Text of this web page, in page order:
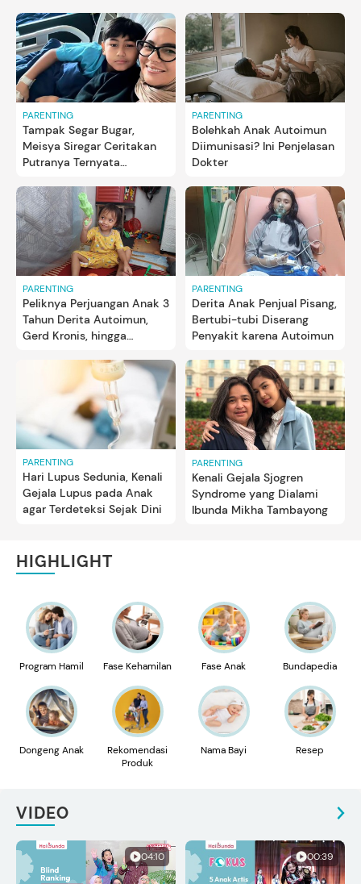
PARENTING
Tampak Segar Bugar,
Meisya Siregar Ceritakan
Putranya Ternyata
PARENTING
Bolehkah Anak Autoimun
Diimunisasi? Ini Penjelasan
Dokter
PARENTING
Peliknya Perjuangan Anak 3
Tahun Derita Autoimun,
Gerd Kronis, hingga
PARENTING
Derita Anak Penjual Pisang,
Bertubi-tubi Diserang
Penyakit karena Autoimun
PARENTING
Hari Lupus Sedunia, Kenali
Gejala Lupus pada Anak
agar Terdeteksi Sejak Dini
PARENTING
Kenali Gejala Sjogren
Syndrome yang Dialami
Ibunda Mikha Tambayong
HIGHLIGHT
Program Hamil Fase Kehamilan Fase Anak Bundapedia
Dongeng Anak
Rekomendasi
Produk
Nama Bayi Resep
VIDEO
04:10 00:39